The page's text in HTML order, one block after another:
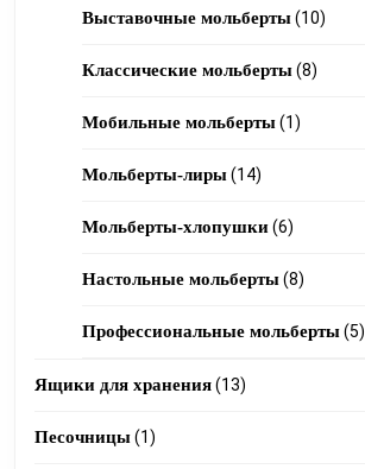
products
Выставочные мольберты 1010
Классические мольберты 88
Мобильные мольберты 11
Мольберты-лиры 1414
products
Мольберты-хлопушки 66
products
Настольные мольберты 88
products
Профессиональные мольберты 55
Ящики для хранения 1313
Песочницы 11